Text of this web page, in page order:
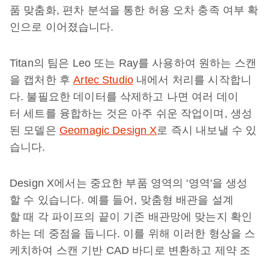
품 맞춤화, 편차 분석을 통한 허용 오차 충족 여부 확
인으로 이어졌습니다.
Titan의 팀은 Leo 또는 Ray를 사용하여 원하는 스캔
을 캡처한 후Artec Studio 내에서 처리를 시작합니
다. 불필요한 데이터를 삭제하고 나면 여러 데이
터 세트를 융합하는 것은 아주 쉬운 작업이며, 생성
된 모델은 Geomagic Design X 로 즉시 내보낼 수 있
습니다.
Design X에서는 중요한 부품 영역의 '영역'을 생성
할 수 있습니다. 예를 들어, 맞춤형 배관을 설계
할 때 각 파이프의 끝이 기존 배관망에 맞는지 확인
하는 데 중점을 둡니다. 이를 위해 이러한 형상을 스
케치하여 스캔 기반 CAD 바디로 변환하고 제약 조